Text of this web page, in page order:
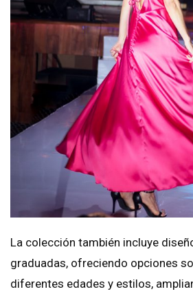
La colección también incluye
graduadas, ofreciendo opciones
diferentes edades y estilos,